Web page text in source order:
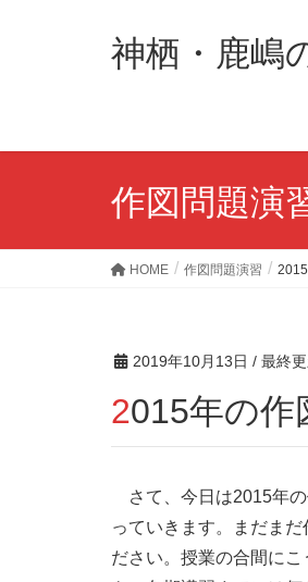
神栖・鹿嶋
作図問題演
HOME 作図問題演習
2019年10月13日 / 最終
2015年の
さて、今日は2015年の
っていきます。まだま
ださい。授業の合間に